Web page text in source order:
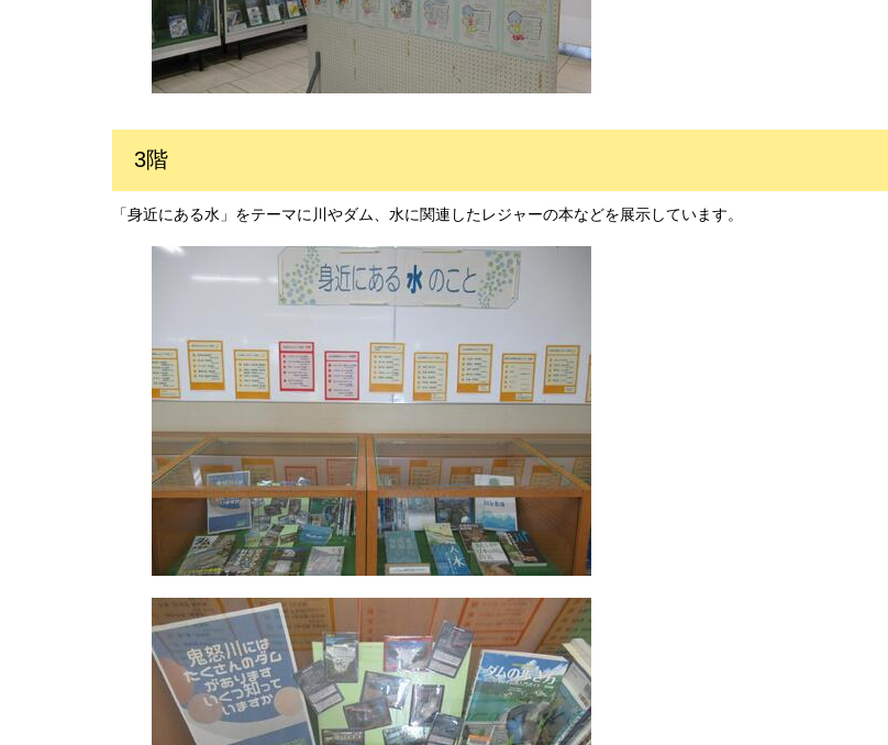
3階
「身近にある水」をテーマに川やダム、水に関連したレジャーの本などを展示しています。